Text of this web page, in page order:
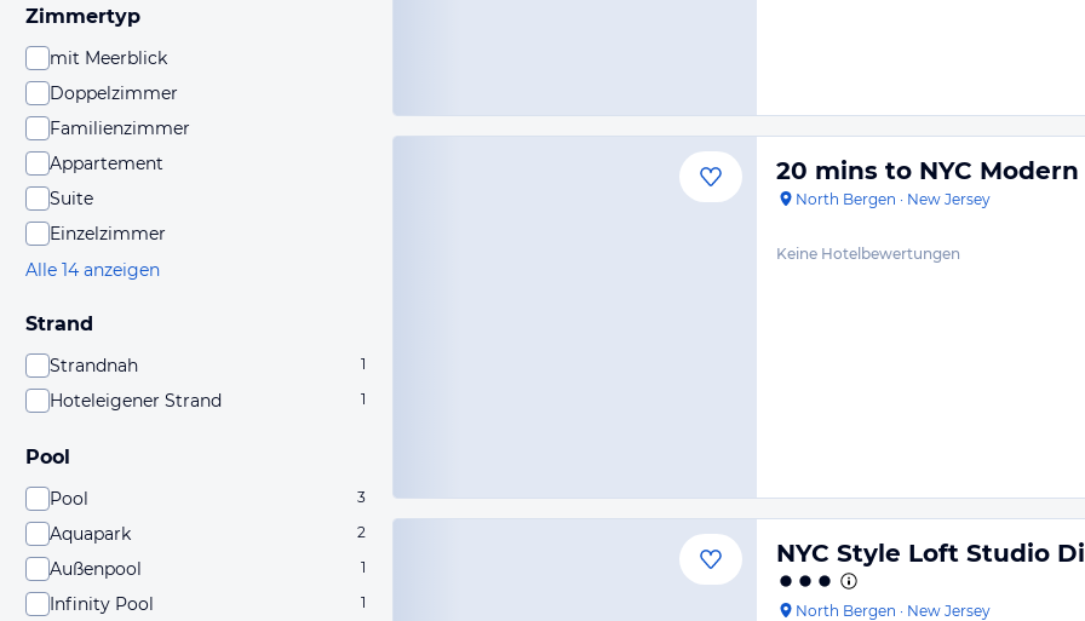
Zimmertyp
mit Meerblick
Doppelzimmer
Familienzimmer
Appartement
Suite
Einzelzimmer
Alle 14 anzeigen
Strand
Strandnah 1
Hoteleigener Strand 1
Pool
Pool 3
Aquapark 2
Außenpool 1
Infinity Pool 1
20 mins to NYC
North Bergen · New Jersey
Keine Hotelbewertungen
NYC Style Loft Studio
North Bergen · New Jersey